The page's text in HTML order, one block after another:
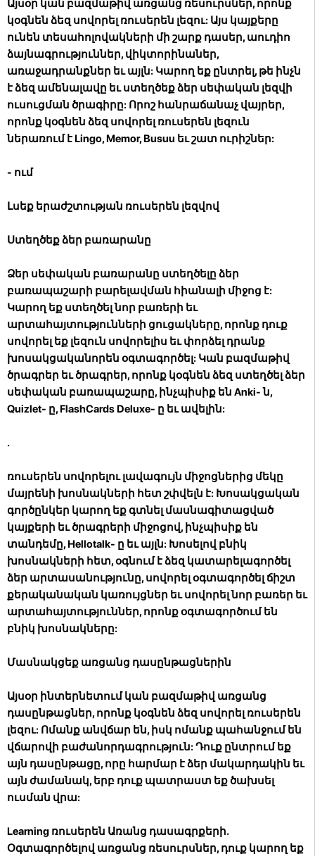
Այսօր կան բազմաթիվ առցանց ռեսուրսներ, որոնք
կօգնեն ձեզ սովորել ռուսերեն լեզու: Այս կայքերը
ունեն տեսահոլովակների մի շարք դասեր, աուդիո
ձայնագրություններ, վիկտորինաներ,
առաջադրանքներ եւ այլն: Կարող եք ընտրել, թե ինչն
է ձեզ ամենալավը եւ ստեղծեք ձեր սեփական լեզվի
ուսուցման ծրագիրը: Որոշ հանրաճանաչ վայրեր,
որոնք կօգնեն ձեզ սովորել ռուսերեն լեզուն
ներառում է Lingo, Memor, Busuu եւ շատ ուրիշներ:
- ում
Լսեք երաժշտության ռուսերեն լեզվով
Ստեղծեք ձեր բառարանը
Ձեր սեփական բառարանը ստեղծելը ձեր
բառապաշարի բարելավման հիանալի միջոց է:
Կարող եք ստեղծել նոր բառերի եւ
արտահայտությունների ցուցակները, որոնք դուք
սովորել եք լեզուն սովորելիս եւ փորձել դրանք
խոսակցականորեն օգտագործել: Կան բազմաթիվ
ծրագրեր եւ ծրագրեր, որոնք կօգնեն ձեզ ստեղծել ձեր
սեփական բառապաշարը, ինչպիսիք են Anki- ն,
Quizlet- ը, FlashCards Deluxe- ը եւ ավելին:
.
ռուսերեն սովորելու լավագույն միջոցներից մեկը
մայրենի խոսնակների հետ շփվելն է: Խոսակցական
գործընկեր կարող եք գտնել մասնագիտացված
կայքերի եւ ծրագրերի միջոցով, ինչպիսիք են
տանդեմը, Hellotalk- ը եւ այլն: Խոսելով բնիկ
խոսնակների հետ, օգնում է ձեզ կատարելագործել
ձեր արտասանությունը, սովորել օգտագործել ճիշտ
քերականական կառույցներ եւ սովորել նոր բառեր եւ
արտահայտություններ, որոնք օգտագործում են
բնիկ խոսնակները:
Մասնակցեք առցանց դասընթացներին
Այսօր ինտերնետում կան բազմաթիվ առցանց
դասընթացներ, որոնք կօգնեն ձեզ սովորել ռուսերեն
լեզու: Ոմանք անվճար են, իսկ ոմանք պահանջում են
վճարովի բաժանորդագրություն: Դուք ընտրում եք
այն դասընթացը, որը հարմար է ձեր մակարդակին եւ
այն ժամանակ, երբ դուք պատրաստ եք ծախսել
ուսման վրա:
Learning ռուսերեն Առանց դասագրքերի.
Օգտագործելով առցանց ռեսուրսներ, դուք կարող եք